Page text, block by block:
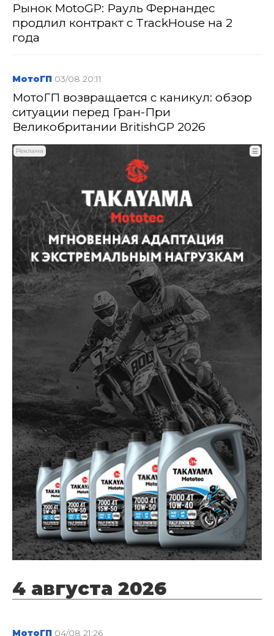
Рынок MotoGP: Рауль Фернандес
продлил контракт с TrackHouse на 2
года
МотоГП 03/08 20:11
МотоГП возвращается с каникул: обзор
ситуации перед Гран-При
Великобритании BritishGP 2026
Реклама ☰
4 августа 2026
МотоГП 04/08 21:26